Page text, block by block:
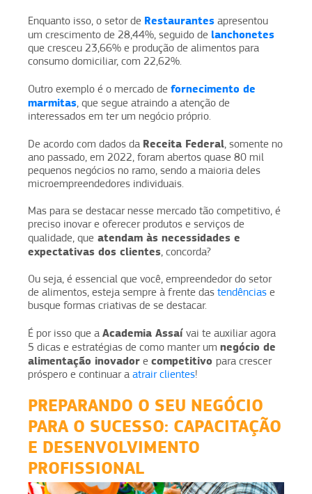
Enquanto isso, o setor de Restaurantes apresentou
um crescimento de 28,44%, seguido de lanchonetes
que cresceu 23,66% e produção de alimentos para
consumo domiciliar, com 22,62%.
Outro exemplo é o mercado de fornecimento de
marmitas, que segue atraindo a atenção de
interessados em ter um negócio próprio.
De acordo com dados da Receita Federal, somente no
ano passado, em 2022, foram abertos quase 80 mil
pequenos negócios no ramo, sendo a maioria deles
microempreendedores individuais.
Mas para se destacar nesse mercado tão competitivo, é
preciso inovar e oferecer produtos e serviços de
qualidade, que atendam às necessidades e
expectativas dos clientes, concorda?
Ou seja, é essencial que você, empreendedor do setor
de alimentos, esteja sempre à frente das tendências e
busque formas criativas de se destacar.
É por isso que a Academia Assaí vai te auxiliar agora
5 dicas e estratégias de como manter um negócio de
alimentação inovador e competitivo para crescer
próspero e continuar a atrair clientes!
PREPARANDO O SEU NEGÓCIO
PARA O SUCESSO: CAPACITAÇÃO
E DESENVOLVIMENTO
PROFISSIONAL